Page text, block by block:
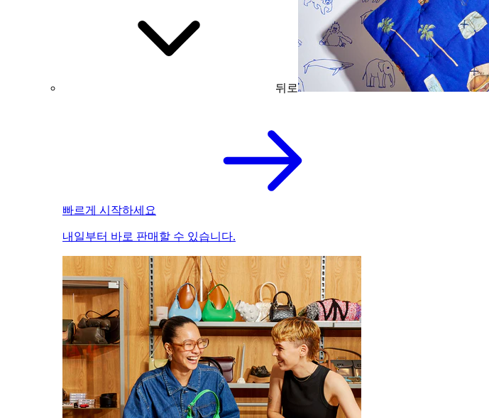
뒤로
빠르게 시작하세요
내일부터 바로 판매할 수 있습니다.